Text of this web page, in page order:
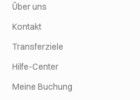
Über uns
Kontakt
Transferziele
Hilfe-Center
Meine Buchung